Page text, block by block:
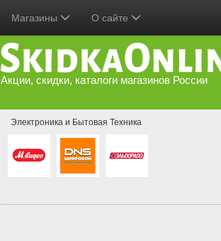
Магазины О сайте
Акции, скидки, каталоги магазинов России
Электроника и Бытовая Техника